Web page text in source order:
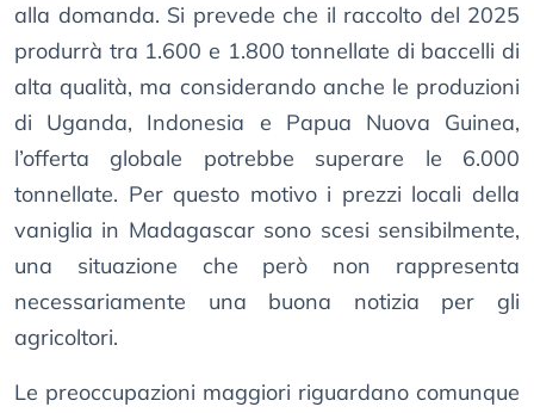
alla domanda. Si prevede che il raccolto del 2025
produrrà tra 1.600 e 1.800 tonnellate di baccelli di
alta qualità, ma considerando anche le produzioni
di Uganda, Indonesia e Papua Nuova Guinea,
l’offerta globale potrebbe superare le 6.000
tonnellate. Per questo motivo i prezzi locali della
vaniglia in Madagascar sono scesi sensibilmente,
una situazione che però non rappresenta
necessariamente una buona notizia per gli
agricoltori.
Le preoccupazioni maggiori riguardano comunque